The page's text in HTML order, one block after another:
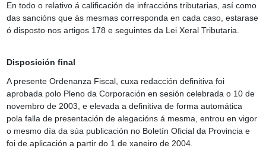
En todo o relativo á calificación de infraccións tributarias, así como
das sancións que ás mesmas corresponda en cada caso, estarase
ó disposto nos artigos 178 e seguintes da Lei Xeral Tributaria.
Disposición final
A presente Ordenanza Fiscal, cuxa redacción definitiva foi
aprobada polo Pleno da Corporación en sesión celebrada o 10 de
novembro de 2003, e elevada a definitiva de forma automática
pola falla de presentación de alegacións á mesma, entrou en vigor
o mesmo día da súa publicación no Boletín Oficial da Provincia e
foi de aplicación a partir do 1 de xaneiro de 2004.